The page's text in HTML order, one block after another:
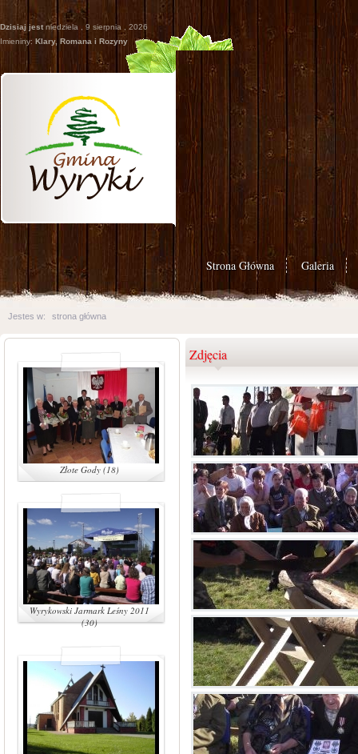
Dzisiaj jest niedziela , 9 sierpnia , 2026
Imieniny: Klary, Romana i Rozyny
Strona Główna Galeria
Jestes w: strona główna
Złote Gody (18)
Wyrykowski Jarmark Leśny 2011
(30)
Zdjęcia